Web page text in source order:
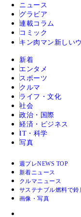
ニュース
グラビア
連載コラム
コミック
キン肉マン 新しい
新着
エンタメ
スポーツ
クルマ
ライフ・文化
社会
政治・国際
経済・ビジネス
IT・科学
写真
週プレNEWS TOP
新着ニュース
クルマニュース
サステナブル燃料で
画像・写真